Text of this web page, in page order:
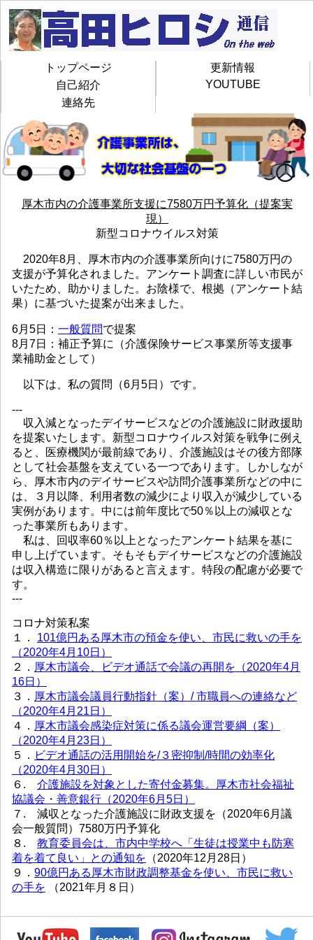
トップページ
更新情報
自己紹介
YOUTUBE
連絡先
厚木市内の介護事業所支援に7580万円予算化（提案実
現）
新型コロナウイルス対策
2020年8月、厚木市内の介護事業所向けに7580万円の
支援が予算化されました。アンケート調査に詳しい市民が
いたため、助かりました。お陰様で、根拠（アンケート結
果）に基づいた提案が出来ました。
6月5日： 一般質問で提案
8月7日：補正予算に（介護保険サービス事業所等支援事
業補助金として）
以下は、私の質問（6月5日）です。
---
収入減となったデイサービスなどの介護施設に財政援助
を提案いたします。新型コロナウイルス対策を戦争に例え
ると、医療機関が最前線であり、介護施設はその後方部隊
として社会基盤を支えている一つであります。しかしなが
ら、厚木市内のデイサービスや訪問介護事業所などの中に
は、３月以降、利用者数の減少により収入が減少している
実例があります。中には前年度比で50％以上の減収とな
った事業所もあります。
私は、回収率60％以上となったアンケート結果を基に
申し上げています。そもそもデイサービスなどの介護施設
は収入構造に限りがあると言えます。特段の配慮が必要で
す。
---
コロナ対策私案
１． 101億円ある厚木市の預金を使い、市民に救いの手を
（2020年4月10日）
２． 厚木市議会、ビデオ通話で会議の再開を（2020年4月
16日）
３． 厚木市議会議員行動指針（案）/ 市職員への連絡など
（2020年4月21日）
４． 厚木市議会感染症対策に係る議会運営要綱（案）
（2020年4月23日）
５． ビデオ通話の活用開始を/３密抑制/時間の効率化
（2020年4月30日）
６. 介護施設を対象とした寄付金募集。厚木市社会福祉
協議会・善意銀行（2020年6月5日）
７. 減収となった介護施設に財政支援を（2020年6月議
会一般質問）7580万円予算化
８. 教育委員会は、市内中学校へ「生徒は授業中も防寒
着を着て良い」との通知を （2020年12月28日）
９． 90億円ある厚木市財政調整基金を使い、市民に救い
の手を （2021年月８日）